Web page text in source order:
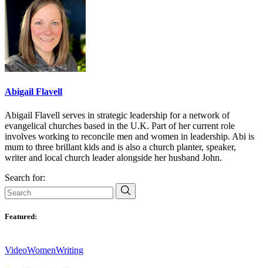
Abigail Flavell
Abigail Flavell serves in strategic leadership for a network of
evangelical churches based in the U.K. Part of her current role
involves working to reconcile men and women in leadership. Abi is
mum to three brillant kids and is also a church planter, speaker,
writer and local church leader alongside her husband John.
Search for:
Featured:
VideoWomenWriting